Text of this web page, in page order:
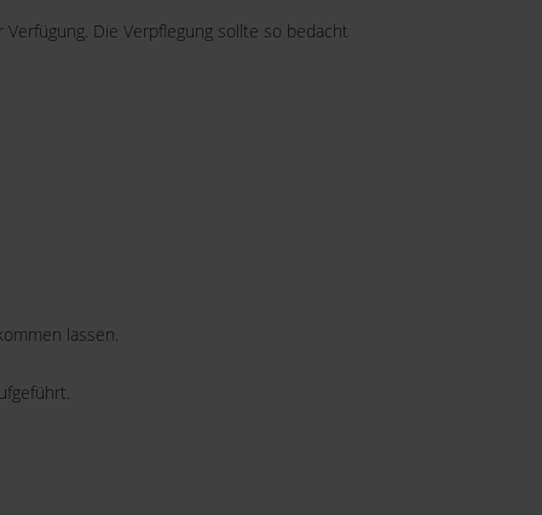
Die Verpflegung sollte so bedacht
lassen.